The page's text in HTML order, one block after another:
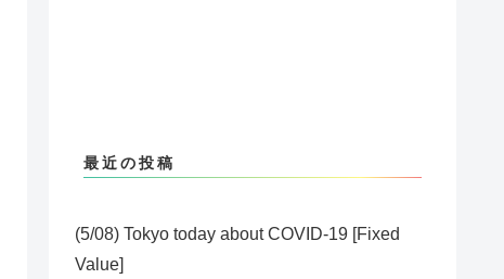
最近の投稿
(5/08) Tokyo today about COVID-19 [Fixed
Value]